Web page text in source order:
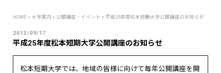
HOME >大学案内 >公開講座・イベント > 平成25年度松本短期大学公開講座のお知らせ
2013/09/17
平成25年度松本短期大学公開講座のお知らせ
松本短期大学では、地域の皆様に向けて毎年公開講座を開